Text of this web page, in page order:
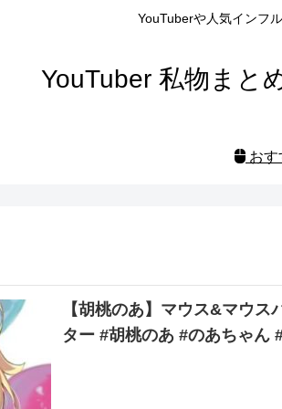
YouTuberや人気インフ
YouTuber 私物まと
おす
【胡桃のあ】マウス&マウ
ター #胡桃のあ #のあちゃん